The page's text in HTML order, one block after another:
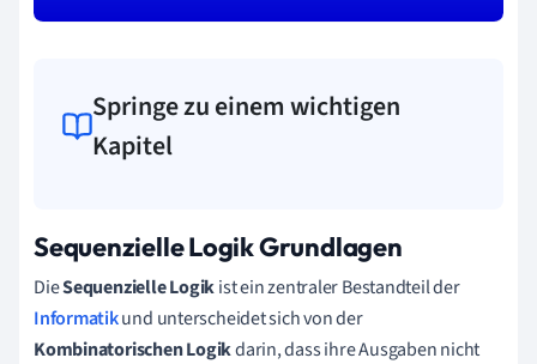
Springe zu einem wichtigen
Kapitel
Sequenzielle Logik Grundlagen
DieSequenzielle Logikist ein zentraler Bestandteil der
Informatikund unterscheidet sich von der
Kombinatorischen Logikdarin, dass ihre Ausgaben nicht